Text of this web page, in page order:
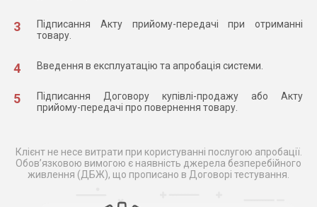
Підписання Акту прийому-передачі при отриманні
товару.
Введення в експлуатацію та апробація системи.
Підписання Договору купівлі-продажу або Акту
прийому-передачі про повернення товару.
Клієнт не несе витрати при користуванні послугою апробації.
Обов’язковою вимогою є наявність джерела безперебійного
живлення (ДБЖ), що прописано в Договорі тестування.